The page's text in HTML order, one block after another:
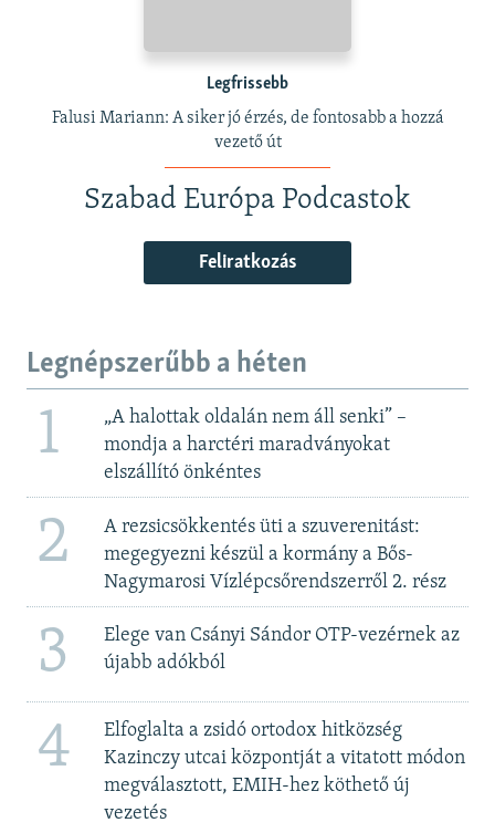
Legfrissebb
Falusi Mariann: A siker jó érzés, de fontosabb a hozzá
vezető út
Szabad Európa Podcastok
Feliratkozás
Legnépszerűbb a héten
1
„A halottak oldalán nem áll senki” –
mondja a harctéri maradványokat
elszállító önkéntes
2
A rezsicsökkentés üti a szuverenitást:
megegyezni készül a kormány a Bős-
Nagymarosi Vízlépcsőrendszerről 2. rész
3
Elege van Csányi Sándor OTP-vezérnek az
újabb adókból
4
Elfoglalta a zsidó ortodox hitközség
Kazinczy utcai központját a vitatott módon
megválasztott, EMIH-hez köthető új
vezetés